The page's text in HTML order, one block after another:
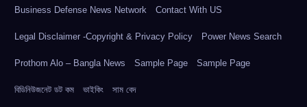
Business Defense News Network Contact With US
Legal Disclaimer -Copyright & Privacy Policy Power News Search
Prothom Alo – Bangla News Sample Page Sample Page
বিডিনিউজনেট ডট কম ভাইকিং সাম বেদ